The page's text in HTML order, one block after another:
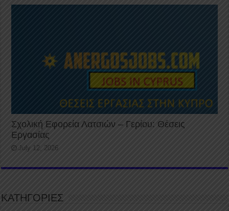
Σχολική Εφορεία Λατσιών – Γερίου: Θέσεις
Εργασίας
July 12, 2026
ΚΑΤΗΓΟΡΙΕΣ